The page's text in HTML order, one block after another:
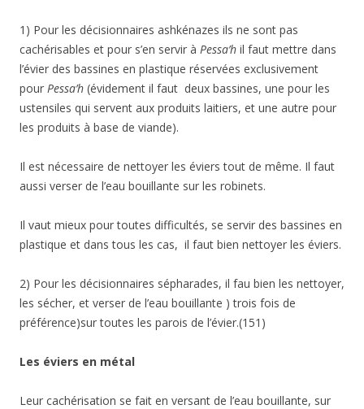
1) Pour les décisionnaires ashkénazes ils ne sont pas
cachérisables et pour s’en servir à Pessa’h il faut mettre dans
l’évier des bassines en plastique réservées exclusivement
pour Pessa’h (évidement il faut deux bassines, une pour les
ustensiles qui servent aux produits laitiers, et une autre pour
les produits à base de viande).
Il est nécessaire de nettoyer les éviers tout de même. Il faut
aussi verser de l’eau bouillante sur les robinets.
Il vaut mieux pour toutes difficultés, se servir des bassines en
plastique et dans tous les cas, il faut bien nettoyer les éviers.
2) Pour les décisionnaires sépharades, il fau bien les nettoyer,
les sécher, et verser de l’eau bouillante ) trois fois de
préférence)sur toutes les parois de l’évier.(151)
Les éviers en métal
Leur cachérisation se fait en versant de l’eau bouillante, sur